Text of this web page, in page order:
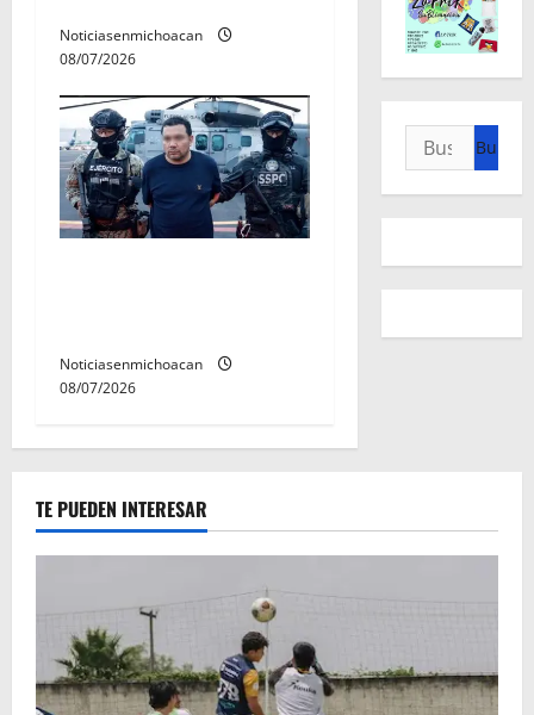
Noticiasenmichoacan
08/07/2026
Noticiasenmichoacan
08/07/2026
Buscar:
TE PUEDEN INTERESAR